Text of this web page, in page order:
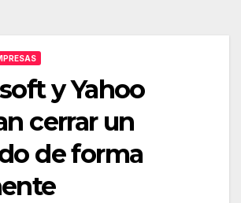
y Yahoo
cerrar un
de forma